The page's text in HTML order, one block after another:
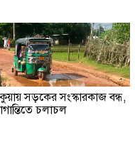
সড়কের সংস্কারকাজ বন্ধ,
চলাচল